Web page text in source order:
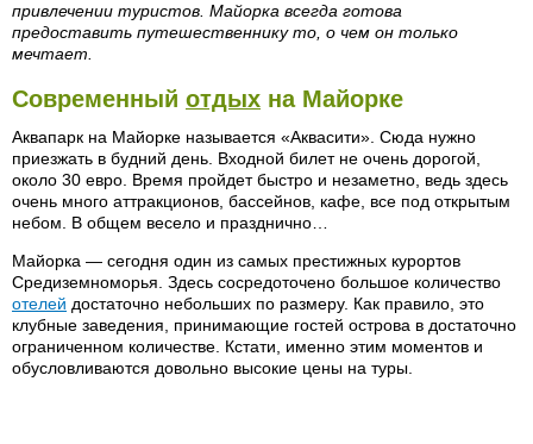
привлечении туристов. Майорка всегда готова
предоставить путешественнику то, о чем он только
мечтает.
Современный отдых на Майорке
Аквапарк на Майорке называется «Аквасити». Сюда нужно
приезжать в будний день. Входной билет не очень дорогой,
около 30 евро. Время пройдет быстро и незаметно, ведь здесь
очень много аттракционов, бассейнов, кафе, все под открытым
небом. В общем весело и празднично…
Майорка — сегодня один из самых престижных курортов
Средиземноморья. Здесь сосредоточено большое количество
отелей достаточно небольших по размеру. Как правило, это
клубные заведения, принимающие гостей острова в достаточно
ограниченном количестве. Кстати, именно этим моментов и
обусловливаются довольно высокие цены на туры.